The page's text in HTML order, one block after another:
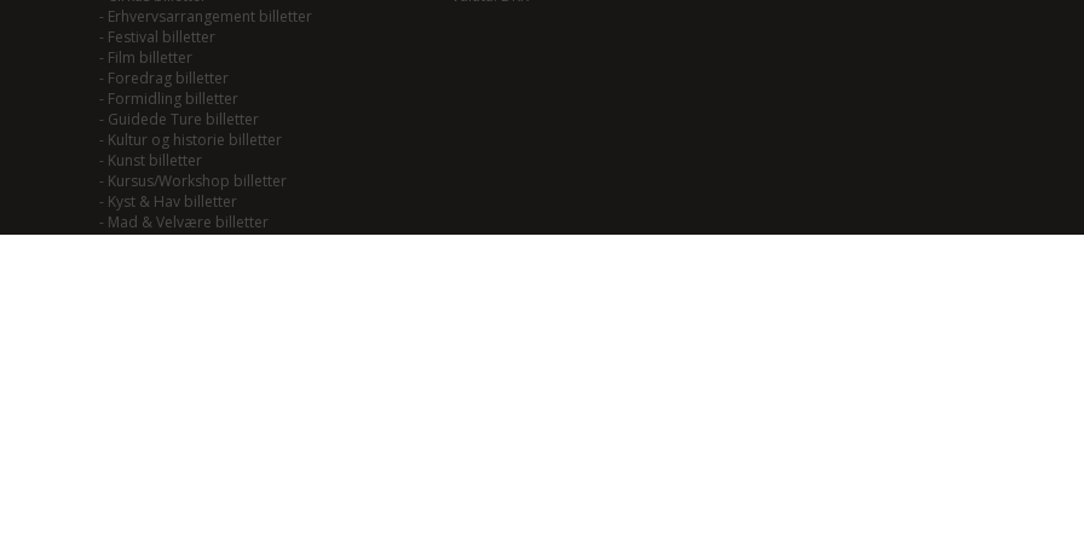
- Erhvervsarrangement billetter
- Festival billetter
- Film billetter
- Foredrag billetter
- Formidling billetter
- Guidede Ture billetter
- Kultur og historie billetter
- Kunst billetter
- Kursus/Workshop billetter
- Kyst & Hav billetter
- Mad & Velvære billetter